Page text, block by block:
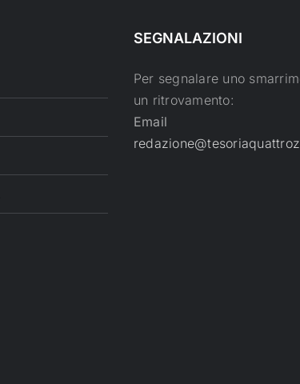
SEGNALAZIONI
Per segnalare uno
un ritrovamento:
Email